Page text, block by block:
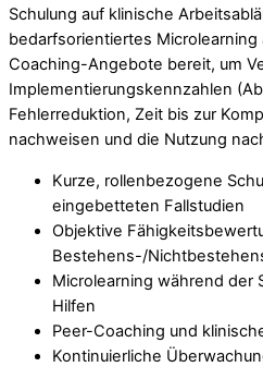
Schulung auf klinische
bedarfsorientiertes
Coaching-Angebote bereit, um
Implementierungskennzahlen
Fehlerreduktion, Zeit bis zur
nachweisen und die Nutzung
Kurze, rollenbezogene
eingebetteten Fallstudien
Objektive
Bestehens-/
Microlearning während der
Hilfen
Peer-Coaching und
Kontinuierliche